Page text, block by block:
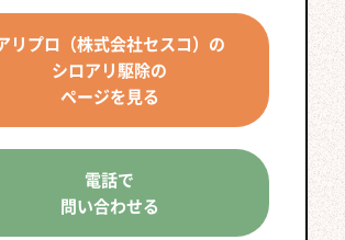
リプロ（株式会社セスコ）の
シロアリ駆除の
ページを見る
電話で
問い合わせる